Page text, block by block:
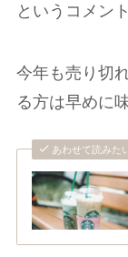
というコメン
今年も売り切
る方は早めに
あわせて読みた